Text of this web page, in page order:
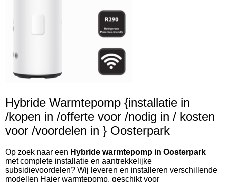
Hybride Warmtepomp {installatie in
/kopen in /offerte voor /nodig in / kosten
voor /voordelen in } Oosterpark
Op zoek naar een Hybride warmtepomp in Oosterpark
met complete installatie en aantrekkelijke
subsidievoordelen? Wij leveren en installeren verschillende
modellen Haier warmtepomp, geschikt voor